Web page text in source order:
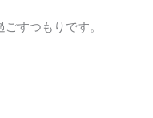
すつもりです。